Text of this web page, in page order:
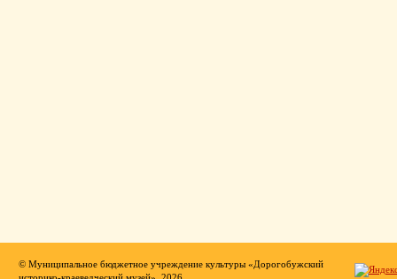
© Муниципальное бюджетное учреждение культуры «Дорогобужский